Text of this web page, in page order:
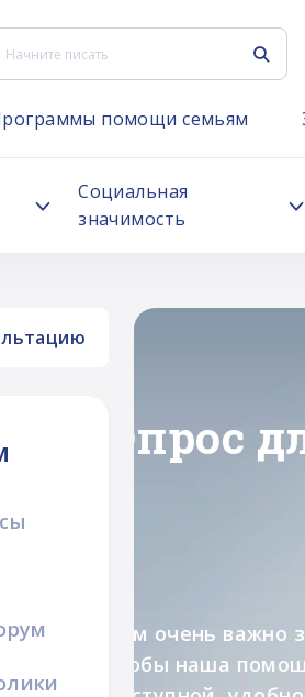
помощи семьям
Социальная
значимость